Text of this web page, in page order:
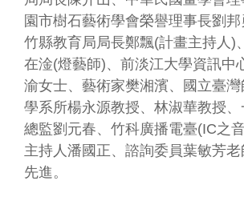
網
站
公
開
影
音
園市樹石藝術學會榮譽理事長劉
竹縣教育局局長鄭飄(計畫主持人)
在淦(燈藝師)、前淡江大學資訊中
渝女士、藝術家樊湘濱、國立臺
學系所楊永源教授、林淑華教授
總監劉元春、竹科廣播電臺(IC之
主持人潘國正、諮詢委員葉敏芳
先進。